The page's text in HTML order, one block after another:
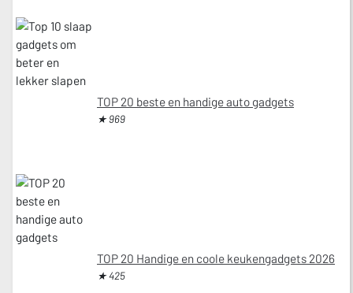
TOP 20 beste en handige auto gadgets
★ 969
TOP 20 Handige en coole keukengadgets 2026
★ 425